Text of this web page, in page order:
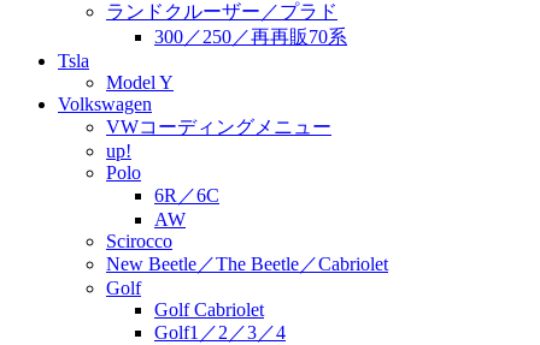
ランドクルーザー／プラド
300／250／再再販70系
Tsla
Model Y
Volkswagen
VWコーディングメニュー
up!
Polo
6R／6C
AW
Scirocco
New Beetle／The Beetle／Cabriolet
Golf
Golf Cabriolet
Golf1／2／3／4